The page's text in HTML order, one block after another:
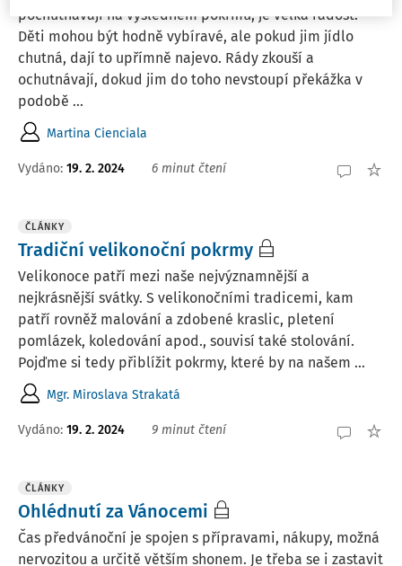
pochutnávají na výsledném pokrmu, je velká radost.
Děti mohou být hodně vybíravé, ale pokud jim jídlo
chutná, dají to upřímně najevo. Rády zkouší a
ochutnávají, dokud jim do toho nevstoupí překážka v
podobě ...
Martina Cienciala
Vydáno: 19. 2. 2024 6 minut čtení
ČLÁNKY
Tradiční velikonoční pokrmy
Velikonoce patří mezi naše nejvýznamnější a
nejkrásnější svátky. S velikonočními tradicemi, kam
patří rovněž malování a zdobené kraslic, pletení
pomlázek, koledování apod., souvisí také stolování.
Pojďme si tedy přiblížit pokrmy, které by na našem ...
Mgr. Miroslava Strakatá
Vydáno: 19. 2. 2024 9 minut čtení
ČLÁNKY
Ohlédnutí za Vánocemi
Čas předvánoční je spojen s přípravami, nákupy, možná
nervozitou a určitě větším shonem. Je třeba se i zastavit